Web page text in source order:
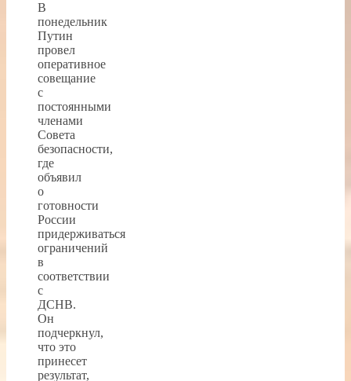
В
понедельник
Путин
провел
оперативное
совещание
с
постоянными
членами
Совета
безопасности,
где
объявил
о
готовности
России
придерживаться
ограничений
в
соответствии
с
ДСНВ.
Он
подчеркнул,
что это
принесет
результат,